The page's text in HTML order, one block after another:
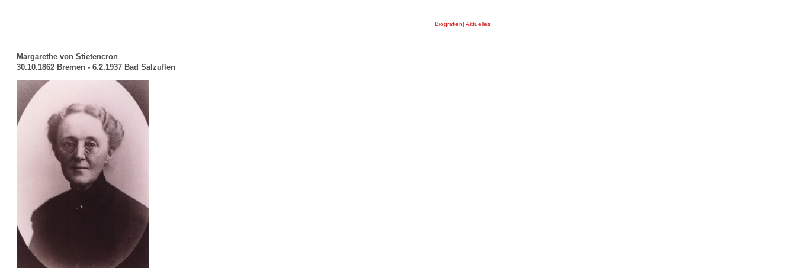
Biografien| Aktuelles
Margarethe von Stietencron
30.10.1862 Bremen - 6.2.1937 Bad Salzuflen